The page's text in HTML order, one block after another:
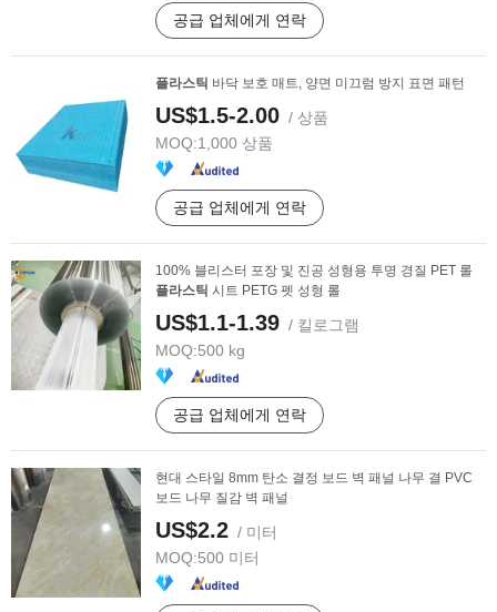
공급 업체에게 연락
플라스틱 바닥 보호 매트, 양면 미끄럼 방지 표면 패턴
US$1.5-2.00 / 상품
MOQ:1,000 상품
공급 업체에게 연락
100% 블리스터 포장 및 진공 성형용 투명 경질 PET 롤
플라스틱 시트 PETG 펫 성형 롤
US$1.1-1.39 / 킬로그램
MOQ:500 kg
공급 업체에게 연락
현대 스타일 8mm 탄소 결정 보드 벽 패널 나무 결 PVC
보드 나무 질감 벽 패널
US$2.2 / 미터
MOQ:500 미터